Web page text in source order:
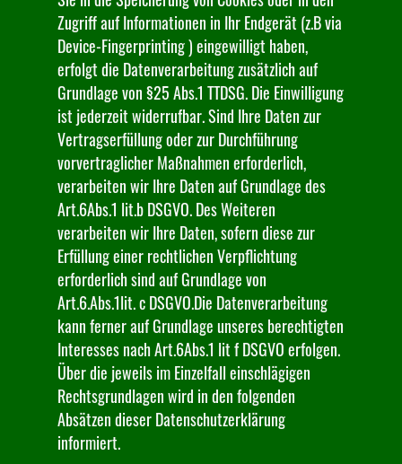
Zugriff auf Informationen in Ihr Endgerät (z.B via
Device-Fingerprinting ) eingewilligt haben,
erfolgt die Datenverarbeitung zusätzlich auf
Grundlage von §25 Abs.1 TTDSG. Die Einwilligung
ist jederzeit widerrufbar. Sind Ihre Daten zur
Vertragserfüllung oder zur Durchführung
vorvertraglicher Maßnahmen erforderlich,
verarbeiten wir Ihre Daten auf Grundlage des
Art.6Abs.1 lit.b DSGVO. Des Weiteren
verarbeiten wir Ihre Daten, sofern diese zur
Erfüllung einer rechtlichen Verpflichtung
erforderlich sind auf Grundlage von
Art.6.Abs.1lit. c DSGVO.Die Datenverarbeitung
kann ferner auf Grundlage unseres berechtigten
Interesses nach Art.6Abs.1 lit f DSGVO erfolgen.
Über die jeweils im Einzelfall einschlägigen
Rechtsgrundlagen wird in den folgenden
Absätzen dieser Datenschutzerklärung
informiert.